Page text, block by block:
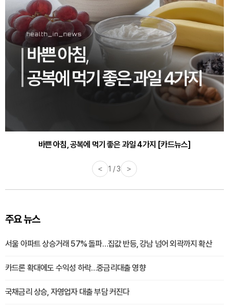
바쁜 아침, 공복에 먹기 좋은 과일 4가지 [카드뉴스]
< 1 / 3 >
주요 뉴스
서울 아파트 상승거래 57% 돌파…집값 반등, 강남 넘어 외곽까지 확산
카드론 확대에도 수익성 하락…중금리대출 영향
국채금리 상승, 자영업자 대출 부담 커진다